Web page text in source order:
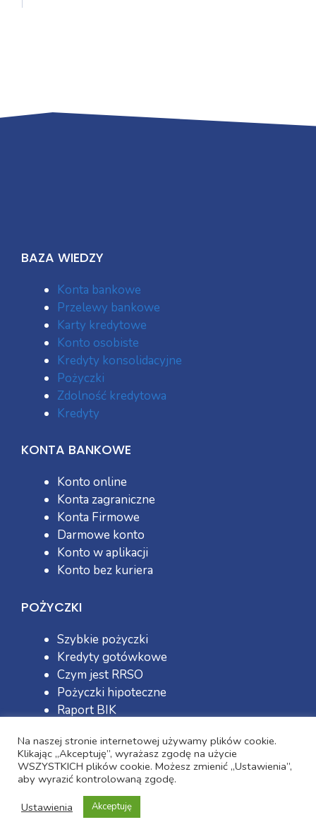
BAZA WIEDZY
Konta bankowe
Przelewy bankowe
Karty kredytowe
Konto osobiste
Kredyty konsolidacyjne
Pożyczki
Zdolność kredytowa
Kredyty
KONTA BANKOWE
Konto online
Konta zagraniczne
Konta Firmowe
Darmowe konto
Konto w aplikacji
Konto bez kuriera
POŻYCZKI
Szybkie pożyczki
Kredyty gotówkowe
Czym jest RRSO
Pożyczki hipoteczne
Raport BIK
OSZCZĘDZANIE
Jak oszczędzać na IKE
Oszczędzanie bez ryzyka
Jak wybrać lokatę
Na naszej stronie internetowej używamy plików cookie.
Klikając „Akceptuję”, wyrażasz zgodę na użycie
WSZYSTKICH plików cookie. Możesz zmienić „Ustawienia”,
aby wyrazić kontrolowaną zgodę.
Ustawienia
Akceptuję